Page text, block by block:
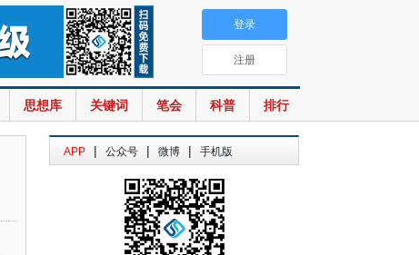
思想库 关键词 笔会 科普 排行
登录
注册
APP | 公众号 | 微博 | 手机版